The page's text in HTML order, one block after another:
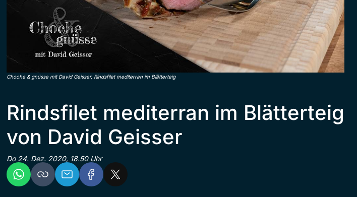
Choche & gnüsse mit David Geisser, Rindsfilet mediterran im Blätterteig
Rindsfilet mediterran im Blätterteig
von David Geisser
Do 24. Dez. 2020, 18.50 Uhr